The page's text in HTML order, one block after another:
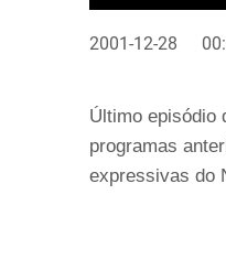
2001-12-28
Último episódio
programas
expressivas do